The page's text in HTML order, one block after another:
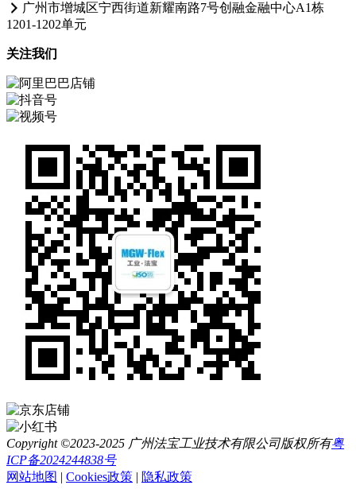
广州市增城区宁西街道新耀南路7号创融金融中心A1栋
1201-1202单元
关注我们
Copyright ©2023-2025 广州法宝工业技术有限公司版权所有粤
ICP备2024244838号
网站地图 | Cookies政策 | 隐私政策